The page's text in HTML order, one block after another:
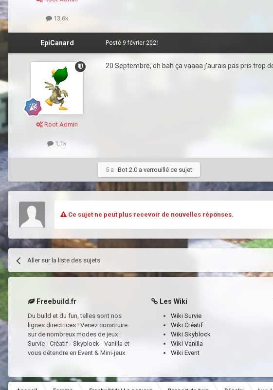
13,6k
EpiCanard
Root Admin
1,1k
Posté 9 février 2021
20 Septembre, oh bah ça vaaaa j'aurais pas pris trop
5 a Bot 2.0 a verrouillé ce sujet
Ce sujet ne peut plus recevoir de nouvelles réponses.
Aller sur la liste des sujets
Freebuild.fr
Du build et du fun, telles sont nos
lignes directrices ! Venez construire
sur de nombreux modes de jeux :
Survie - Créatif - Skyblock - Vanilla et
vous détendre en Event & Mini-jeux
Les Wiki
Wiki Survie
Wiki Créatif
Wiki Skyblock
Wiki Vanilla
Wiki Event